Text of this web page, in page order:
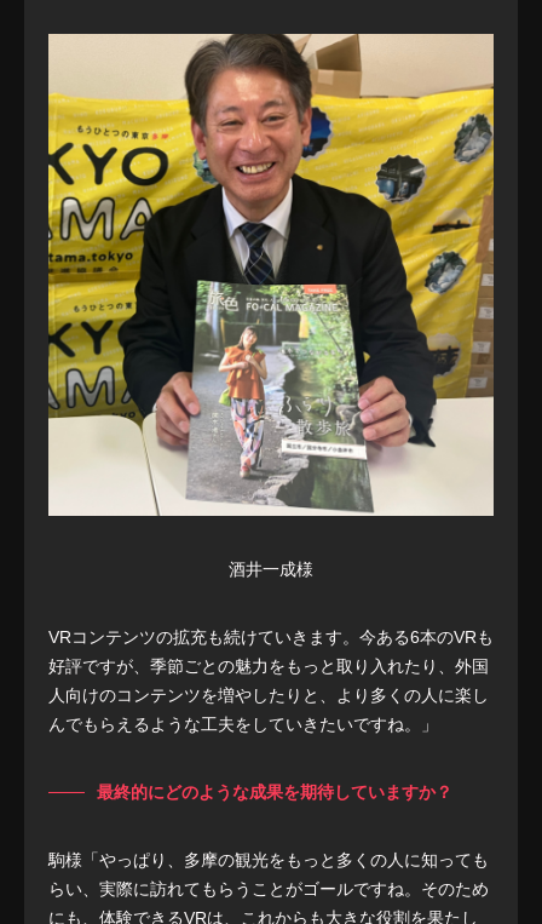
酒井一成様
VRコンテンツの拡充も続けていきます。今ある6本のVRも
好評ですが、季節ごとの魅力をもっと取り入れたり、外国
人向けのコンテンツを増やしたりと、より多くの人に楽し
んでもらえるような工夫をしていきたいですね。」
最終的にどのような成果を期待していますか？
駒様「やっぱり、多摩の観光をもっと多くの人に知っても
らい、実際に訪れてもらうことがゴールですね。そのため
にも、体験できるVRは、これからも大きな役割を果たし